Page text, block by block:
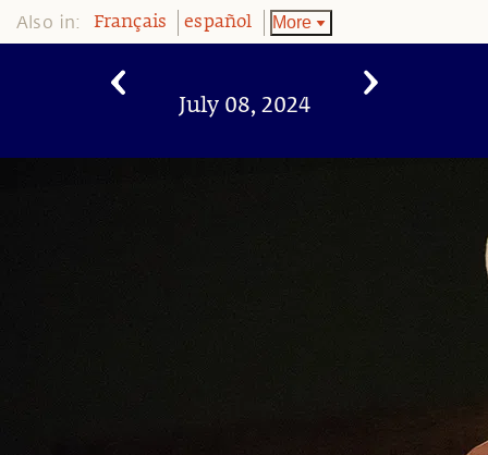
Also in: Français español More
July 08, 2024